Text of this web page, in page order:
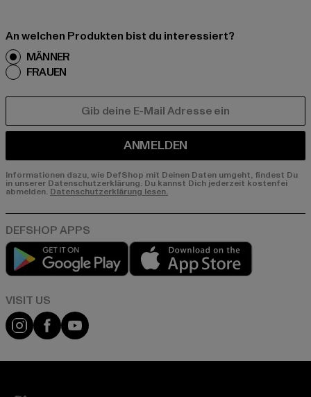
An welchen Produkten bist du interessiert?
MÄNNER
FRAUEN
ANMELDEN
Informationen dazu, wie DefShop mit Deinen Daten umgeht, findest Du
in unserer Datenschutzerklärung. Du kannst Dich jederzeit kostenfei
abmelden. Datenschutzerklärung lesen.
Play market
Visit our Instagram page:
Visit our Facebook page:
Visit our YouTube channel: